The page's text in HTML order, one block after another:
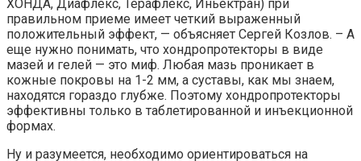
ХОНДА, Диафлекс, Терафлекс, Иньектран) при
правильном приеме имеет четкий выраженный
положительный эффект, — объясняет Сергей Козлов. – А
еще нужно понимать, что хондропротекторы в виде
мазей и гелей — это миф. Любая мазь проникает в
кожные покровы на 1-2 мм, а суставы, как мы знаем,
находятся гораздо глубже. Поэтому хондропротекторы
эффективны только в таблетированной и инъекционной
формах.
Ну и разумеется, необходимо ориентироваться на